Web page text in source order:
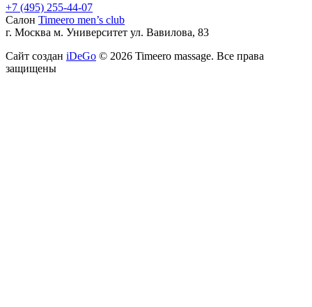
+7 (495) 255-44-07
Салон Timeero men’s club
г. Москва м. Университет ул. Вавилова, 83
Сайт создан iDeGo © 2026 Timeero massage. Все права
защищены